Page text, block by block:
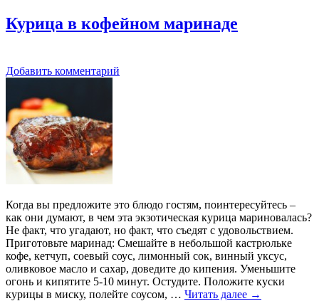
Курица в кофейном маринаде
Добавить комментарий
Когда вы предложите это блюдо гостям, поинтересуйтесь –
как они думают, в чем эта экзотическая курица мариновалась?
Не факт, что угадают, но факт, что съедят с удовольствием.
Приготовьте маринад: Смешайте в небольшой кастрюльке
кофе, кетчуп, соевый соус, лимонный сок, винный уксус,
оливковое масло и сахар, доведите до кипения. Уменьшите
огонь и кипятите 5-10 минут. Остудите. Положите куски
курицы в миску, полейте соусом, … Читать далее →